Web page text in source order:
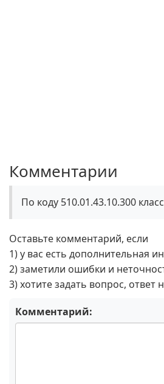
Комментарии
По коду 510.01.43.10.300
Оставьте комментарий, если
1) у вас есть дополнительная
2) заметили ошибки и
3) хотите задать вопрос, ответ
Комментарий: